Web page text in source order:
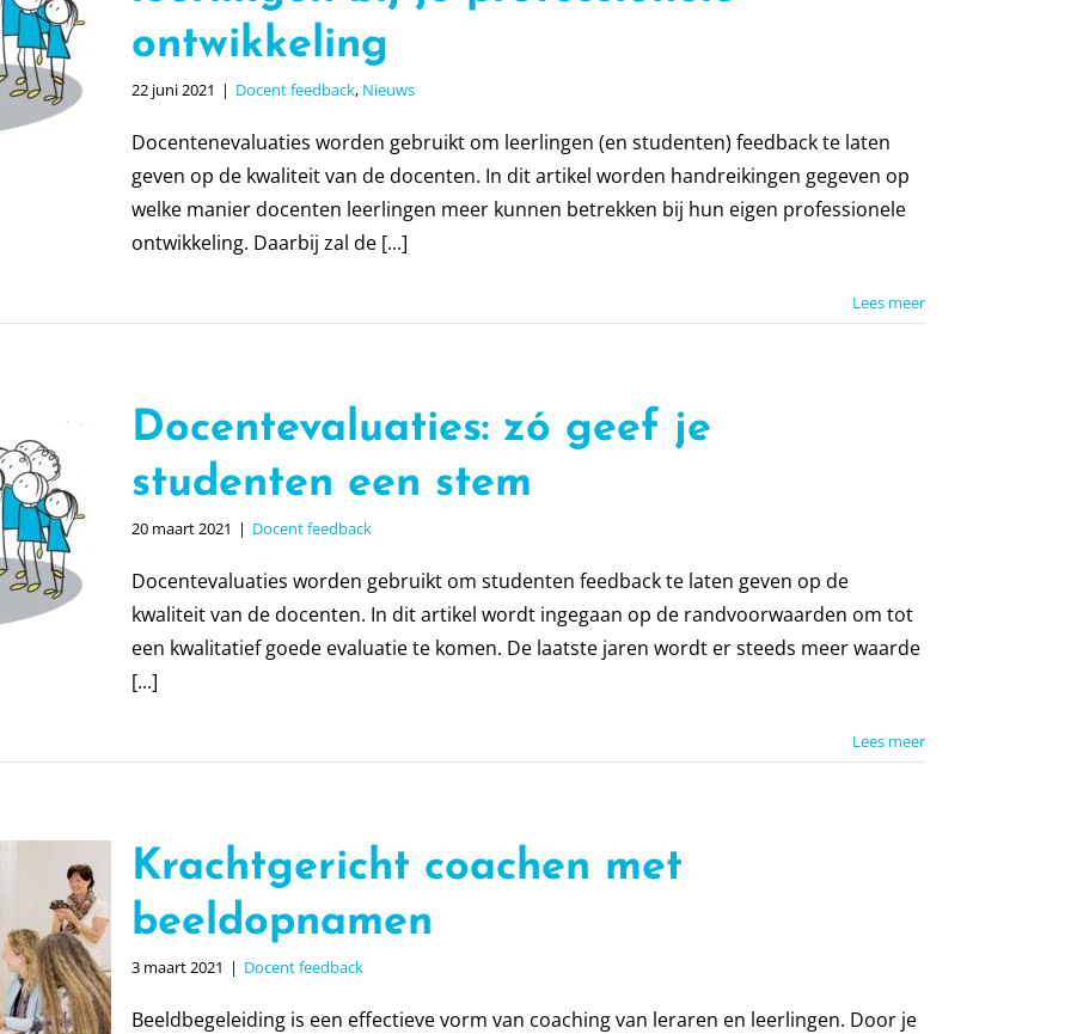
ontwikkeling
22 juni 2021 | Docent feedback, Nieuws
Docentenevaluaties worden gebruikt om leerlingen (en studenten) feedback te laten
geven op de kwaliteit van de docenten. In dit artikel worden handreikingen gegeven op
welke manier docenten leerlingen meer kunnen betrekken bij hun eigen professionele
ontwikkeling. Daarbij zal de [...]
Lees meer
Docentevaluaties: zó geef je
studenten een stem
20 maart 2021 | Docent feedback
Docentevaluaties worden gebruikt om studenten feedback te laten geven op de
kwaliteit van de docenten. In dit artikel wordt ingegaan op de randvoorwaarden om tot
een kwalitatief goede evaluatie te komen. De laatste jaren wordt er steeds meer waarde
[...]
Lees meer
Krachtgericht coachen met
beeldopnamen
3 maart 2021 | Docent feedback
Beeldbegeleiding is een effectieve vorm van coaching van leraren en leerlingen. Door je